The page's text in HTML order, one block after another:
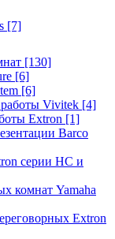
[7]
[130]
[6]
[6]
Vivitek [4]
Extron [1]
Barco
серии HC и
комнат Yamaha
Extron